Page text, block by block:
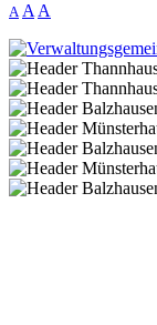
A A A